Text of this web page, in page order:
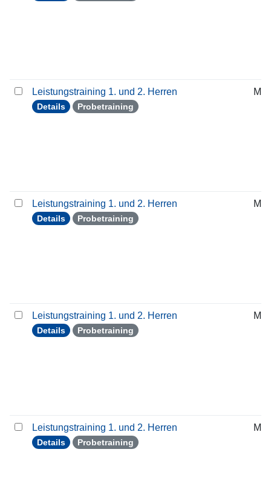
Leistungstraining 1. und 2. Herren
Details Probetraining
Leistungstraining 1. und 2. Herren
Details Probetraining
Leistungstraining 1. und 2. Herren
Details Probetraining
Leistungstraining 1. und 2. Herren
Details Probetraining